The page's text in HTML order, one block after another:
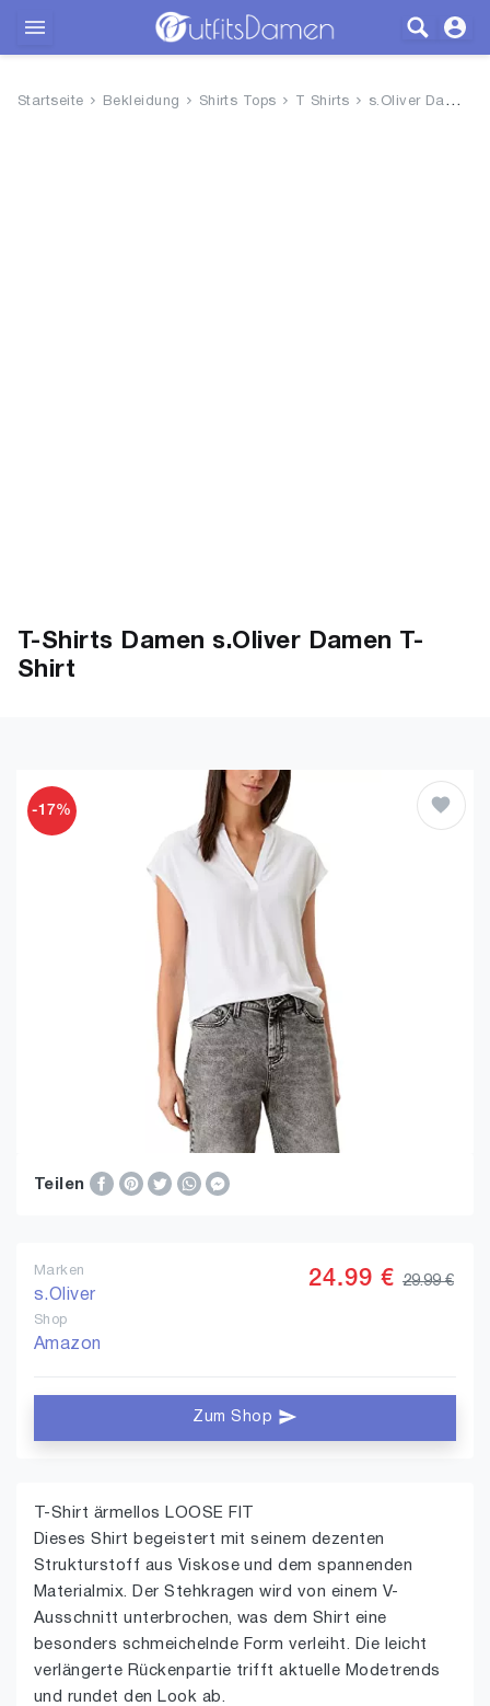
Startseite Bekleidung Shirts Tops T Shirts s.Oliver Damen T-Shirt
T-Shirts Damen s.Oliver Damen T-
Shirt
-17%
Teilen
Marken
s.Oliver
Shop
Amazon
24.99 € 29.99 €
Zum Shop
T-Shirt ärmellos LOOSE FIT
Dieses Shirt begeistert mit seinem dezenten
Strukturstoff aus Viskose und dem spannenden
Materialmix. Der Stehkragen wird von einem V-
Ausschnitt unterbrochen, was dem Shirt eine
besonders schmeichelnde Form verleiht. Die leicht
verlängerte Rückenpartie trifft aktuelle Modetrends
und rundet den Look ab.